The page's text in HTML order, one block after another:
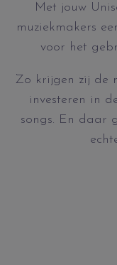
Met jouw
muziekmakers
voor het
Zo krijgen zij de
investeren in
songs. En daar